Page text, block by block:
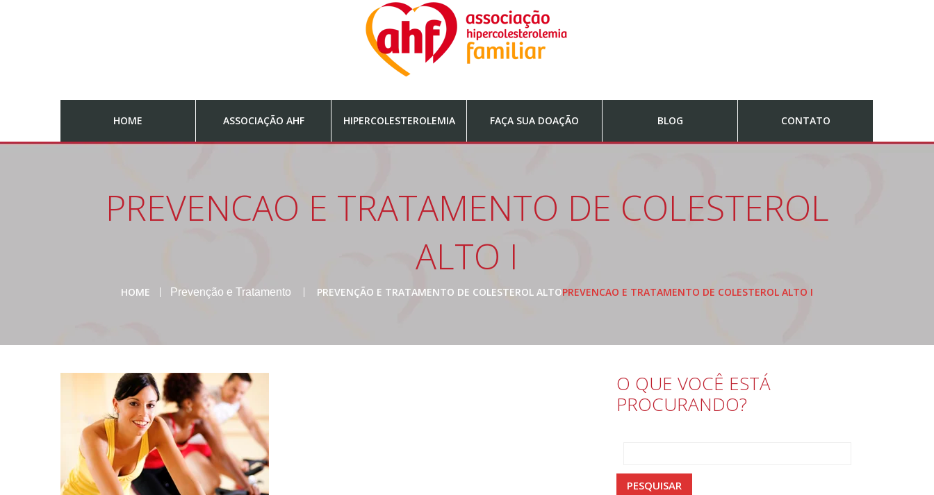
HOME ASSOCIAÇÃO AHF HIPERCOLESTEROLEMIA FAÇA SUA DOAÇÃO BLOG CONTATO
PREVENCAO E TRATAMENTO DE COLESTEROL
ALTO I
HOME Prevenção e Tratamento PREVENÇÃO E TRATAMENTO DE COLESTEROL ALTOPREVENCAO E TRATAMENTO DE COLESTEROL ALTO I
O QUE VOCÊ ESTÁ
PROCURANDO?